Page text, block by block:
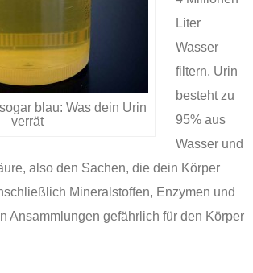
blau: Was dein Urin
verrät
Liter
Wasser
filtern. Urin
besteht zu
95% aus
Wasser und
also den Sachen, die dein Körper
Mineralstoffen, Enzymen und
Ansammlungen gefährlich für den Körper